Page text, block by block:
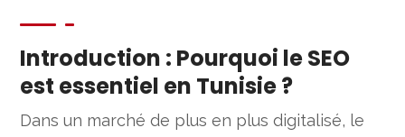
Introduction : Pourquoi le SEO
est essentiel en Tunisie ?
Dans un marché de plus en plus digitalisé, le